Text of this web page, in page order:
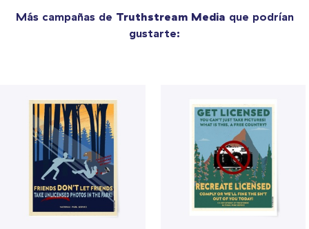
Más campañas de Truthstream Media que podrían
gustarte: